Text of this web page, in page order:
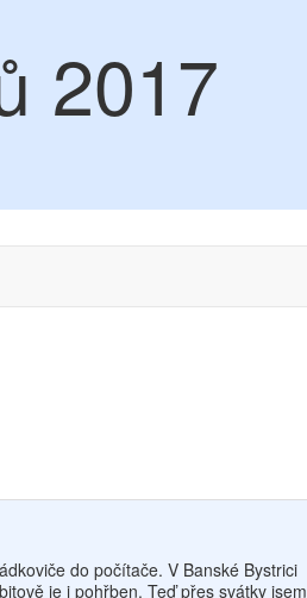
2017
do počítače. V Banské Bystrici
je i pohřben. Teď přes svátky jsem